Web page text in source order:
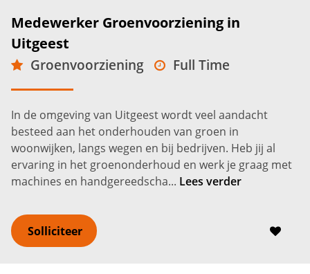
Medewerker Groenvoorziening in
Uitgeest
Groenvoorziening
Full Time
MBO
In de omgeving van Uitgeest wordt veel aandacht
besteed aan het onderhouden van groen in
woonwijken, langs wegen en bij bedrijven. Heb jij al
ervaring in het groenonderhoud en werk je graag met
machines en handgereedscha... Lees verder
Solliciteer